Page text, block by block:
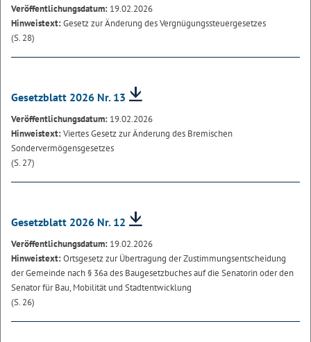
Veröffentlichungsdatum: 19.02.2026
Hinweistext:Gesetz zur Änderung des Vergnügungssteuergesetzes
(S. 28)
Gesetzblatt 2026 Nr. 13
Veröffentlichungsdatum: 19.02.2026
Hinweistext:Viertes Gesetz zur Änderung des Bremischen
Sondervermögensgesetzes
(S. 27)
Gesetzblatt 2026 Nr. 12
Veröffentlichungsdatum: 19.02.2026
Hinweistext:Ortsgesetz zur Übertragung der Zustimmungsentscheidung
der Gemeinde nach § 36a des Baugesetzbuches auf die Senatorin oder den
Senator für Bau, Mobilität und Stadtentwicklung
(S. 26)